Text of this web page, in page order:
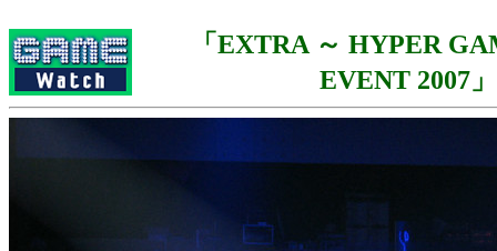
「EXTRA ～ HYPER
EVENT 2007」